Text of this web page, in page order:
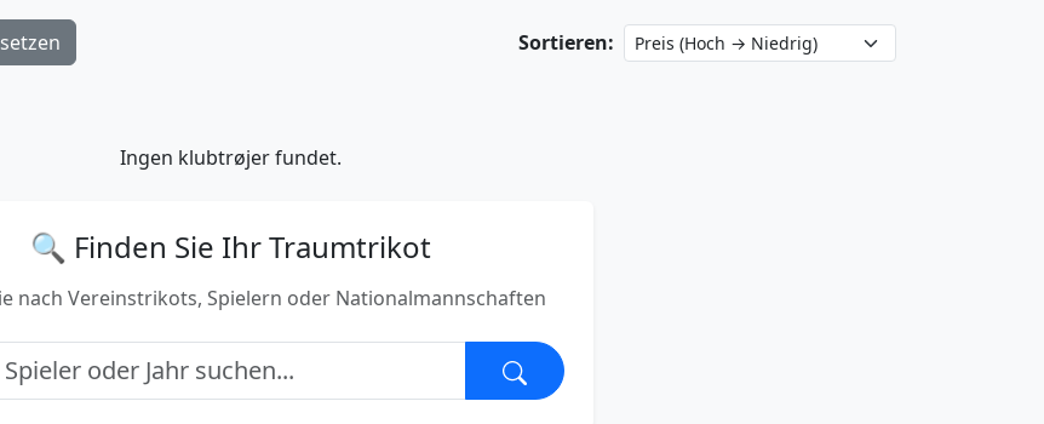
Sortieren:
Ingen klubtrøjer fundet.
🔍 Finden Sie Ihr Traumtrikot
nach Vereinstrikots, Spielern oder Nationalmannschaften